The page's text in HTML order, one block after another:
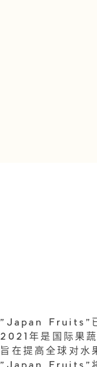
"Japan Fruits"已
2021年是国际果
旨在提高全球对水